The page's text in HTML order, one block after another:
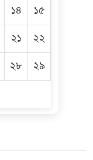
১৪
১৫
২১
২২
২৮
২৯